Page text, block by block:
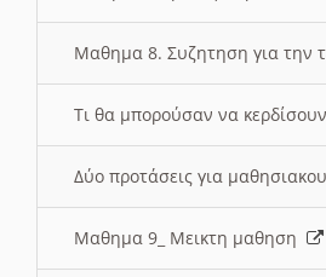
Μαθημα 8. Συζητηση για την
Τι θα μπορούσαν να
Δύο προτάσεις για
Μαθημα 9_ Μεικτη μαθηση